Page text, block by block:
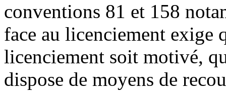
conventions 81 et 158
face au licenciement exige
licenciement soit motivé,
dispose de moyens de